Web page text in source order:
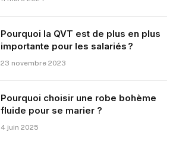
Pourquoi la QVT est de plus en plus
importante pour les salariés ?
23 novembre 2023
Pourquoi choisir une robe bohème
fluide pour se marier ?
4 juin 2025